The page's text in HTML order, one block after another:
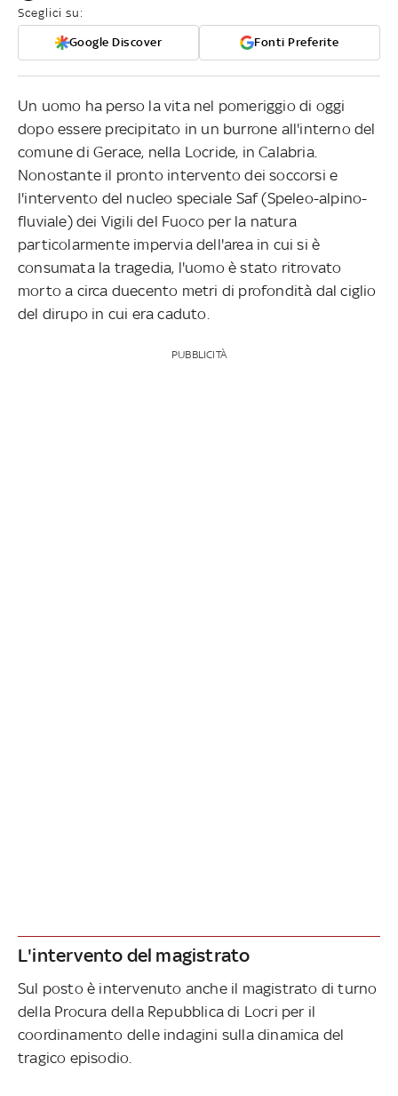
Sceglici su:
Google Discover Fonti Preferite
Un uomo ha perso la vita nel pomeriggio di oggi
dopo essere precipitato in un burrone all'interno del
comune di Gerace, nella Locride, in Calabria.
Nonostante il pronto intervento dei soccorsi e
l'intervento del nucleo speciale Saf (Speleo-alpino-
fluviale) dei Vigili del Fuoco per la natura
particolarmente impervia dell'area in cui si è
consumata la tragedia, l'uomo è stato ritrovato
morto a circa duecento metri di profondità dal ciglio
del dirupo in cui era caduto.
PUBBLICITÀ
L'intervento del magistrato
Sul posto è intervenuto anche il magistrato di turno
della Procura della Repubblica di Locri per il
coordinamento delle indagini sulla dinamica del
tragico episodio.